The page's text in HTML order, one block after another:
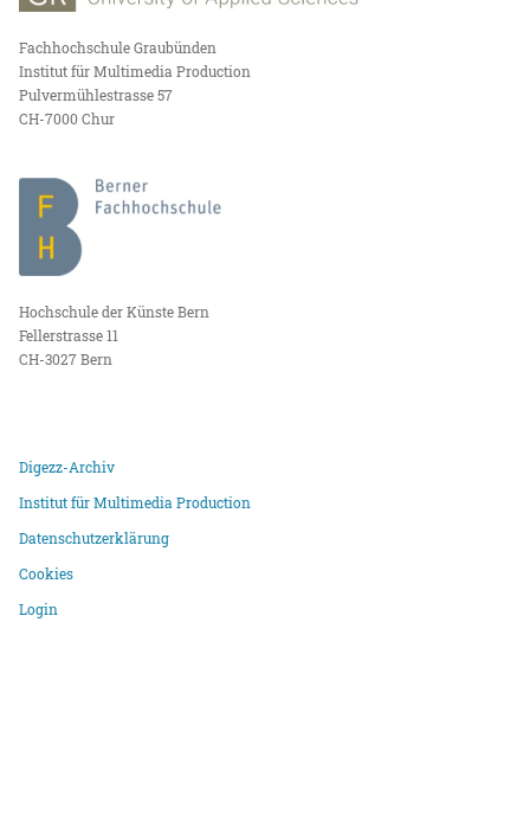
Fachhochschule Graubünden
Institut für Multimedia Production
Pulvermühlestrasse 57
CH-7000 Chur
Hochschule der Künste Bern
Fellerstrasse 11
CH-3027 Bern
Digezz-Archiv
Institut für Multimedia Production
Datenschutzerklärung
Cookies
Login